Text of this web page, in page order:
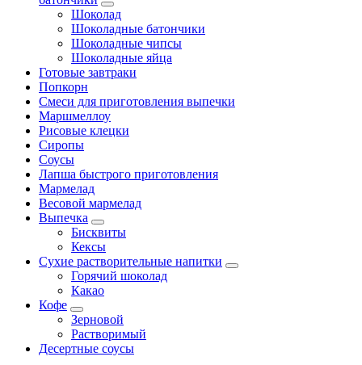
Шоколад
Шоколадные батончики
Шоколадные чипсы
Шоколадные яйца
Готовые завтраки
Попкорн
Смеси для приготовления выпечки
Маршмеллоу
Рисовые клецки
Сиропы
Соусы
Лапша быстрого приготовления
Мармелад
Весовой мармелад
Выпечка
Бисквиты
Кексы
Сухие растворительные напитки
Горячий шоколад
Какао
Кофе
Зерновой
Растворимый
Десертные соусы